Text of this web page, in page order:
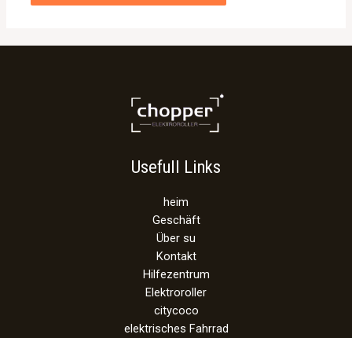
Usefull Links
heim
Geschäft
Über su
Kontakt
Hilfezentrum
Elektroroller
citycoco
elektrisches Fahrrad